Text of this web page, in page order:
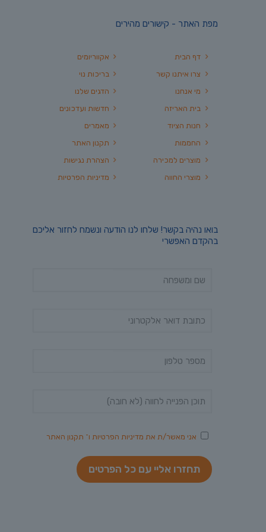
מפת האתר - קישורים מהירים
אקווריומים
בריכות נוי
הדגים שלנו
חדשות ועדכונים
מאמרים
תקנון האתר
הצהרת נגישות
מדיניות הפרטיות
דף הבית
צרו איתנו קשר
מי אנחנו
בית האריזה
חנות הציוד
החממות
מוצרים למכירה
מוצרי החווה
בואו נהיה בקשר! שלחו לנו הודעה ונשמח לחזור אליכם
בהקדם האפשרי
אני מאשר/ת את מדיניות הפרטיות ו־ תקנון האתר